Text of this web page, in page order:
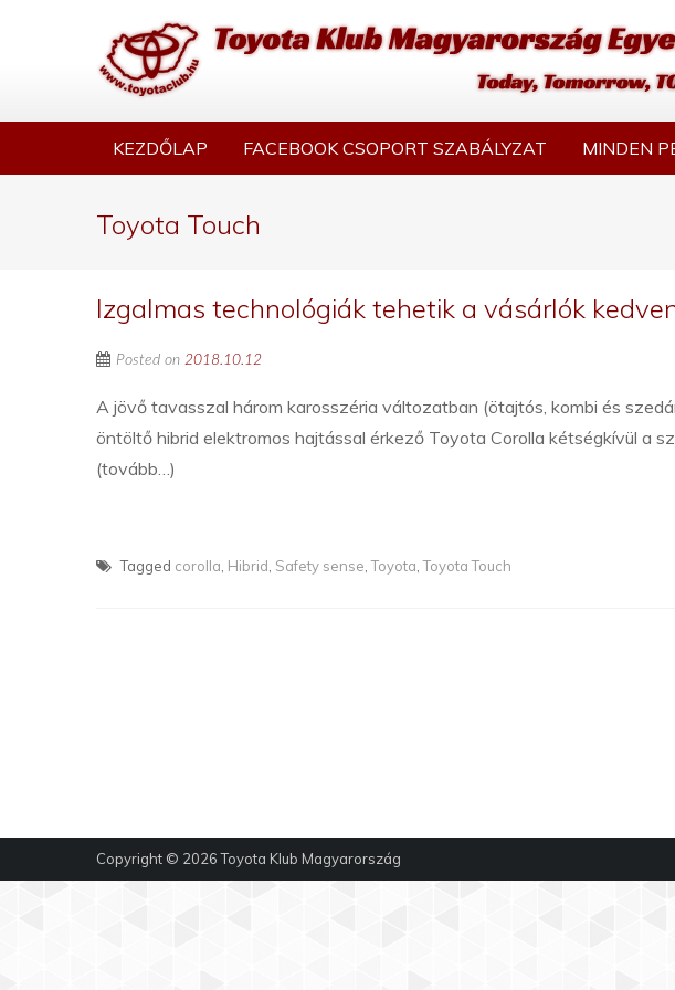
KEZDŐLAP FACEBOOK CSOPORT SZABÁLYZAT MINDEN
Toyota Touch
Izgalmas technológiák tehetik a vásárlók
Posted on 2018.10.12
A jövő tavasszal három karosszéria változatban (ötajtós, kombi és
öntöltő hibrid elektromos hajtással érkező Toyota Corolla kétségkívül a
(tovább…)
Tagged corolla Hibrid Safety sense ,Toyota ,Toyota Touch
Copyright © 2026Toyota Klub Magyarország